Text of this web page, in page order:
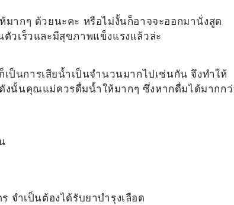
ากๆ ด้วยนะคะ หรือไม่งั้นก็อาจจะออกมานั่งสูด
วเร็วและมีสุขภาพแข็งแรงแล้วล่ะ
นการเสียน้ำเป็นจำนวนมากไปเช่นกัน จึงทำให้
นั้นคุณแม่ควรดื่มน้ำให้มากๆ ซึ่งหากดื่มได้มากกว่
จำเป็นต้องได้รับยาบำรุงเลือด